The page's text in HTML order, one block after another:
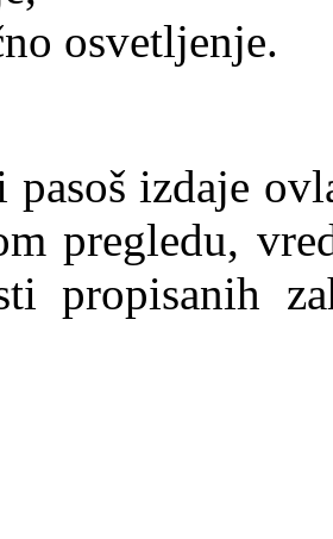
osvetljenje.
pasoš izdaje
pregledu,
propisanih